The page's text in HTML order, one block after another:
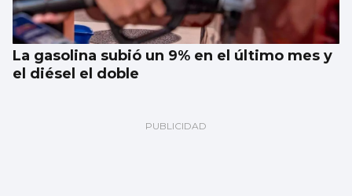
La gasolina subió un 9% en el último mes y
el diésel el doble